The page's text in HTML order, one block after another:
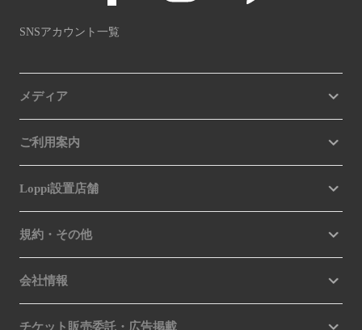
SNSアカウント一覧
メディア
ご利用案内
Loppi設置店舗
規約・その他
会社情報
チケット販売委託・広告掲載